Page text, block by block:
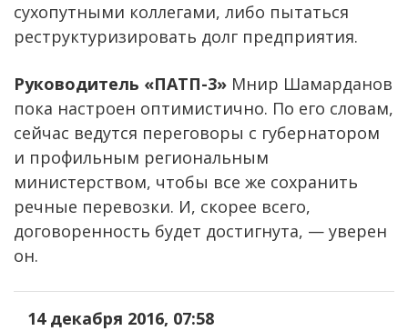
сухопутными коллегами, либо пытаться
реструктуризировать долг предприятия.
Руководитель «ПАТП-3» Мнир Шамарданов
пока настроен оптимистично. По его словам,
сейчас ведутся переговоры с губернатором
и профильным региональным
министерством, чтобы все же сохранить
речные перевозки. И, скорее всего,
договоренность будет достигнута, — уверен
он.
14 декабря 2016, 07:58